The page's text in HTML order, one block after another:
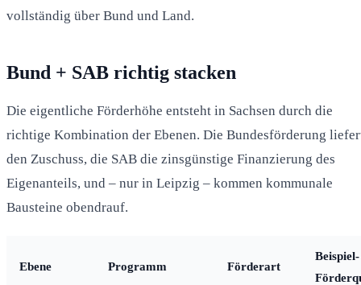
vollständig über Bund und Land.
Bund + SAB richtig stacken
Die eigentliche Förderhöhe entsteht in Sachsen durch die
richtige Kombination der Ebenen. Die Bundesförderung
den Zuschuss, die SAB die zinsgünstige Finanzierung des
Eigenanteils, und – nur in Leipzig – kommen kommunale
Bausteine obendrauf.
Ebene Programm Förderart
Beispiel-